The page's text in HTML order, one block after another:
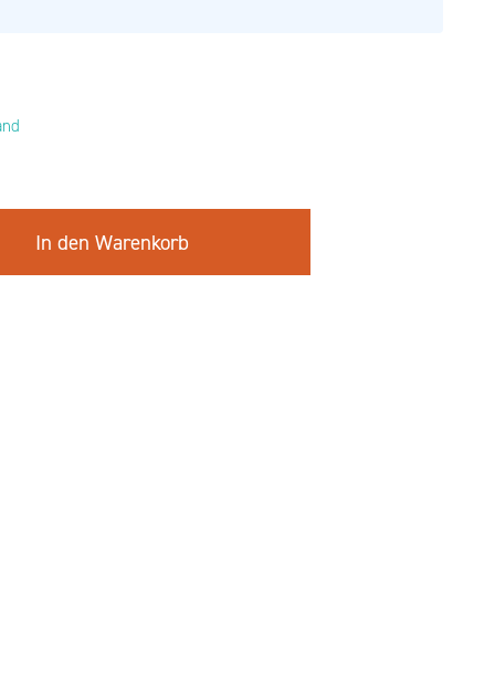
In den Warenkorb